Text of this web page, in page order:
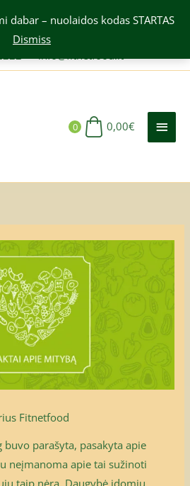
dabar – nuolaidos kodas STARTAS
Dismiss
0 0,00€
Fitnetfood
parašyta, pasakyta apie
neįmanoma apie tai sužinoti
taip nėra. Daugybė įdomių